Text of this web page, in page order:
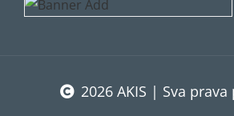
2026 AKIS | Sva